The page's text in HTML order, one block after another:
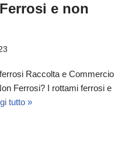
e non
Raccolta e Commercio
Ferrosi? I rottami ferrosi e
tutto »